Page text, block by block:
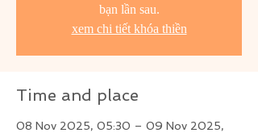
bạn lần sau.
xem chi tiết khóa thiền
Time and place
08 Nov 2025, 05:30 – 09 Nov 2025,